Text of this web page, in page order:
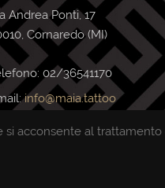
Andrea Ponti, 17
Cornaredo (MI)
02/36541170
info@maia.tattoo
05211940969
si acconsente al